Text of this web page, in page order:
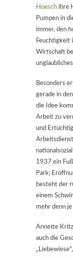
Hoesch ihre
Pumpen in
immer, den
Feuchtigkeit
Wirtschaft
Besonders
gerade in
die Idee
Arbeit zu
und
1937 ein
Park;
besteht der
einem
mehr denn
Annette
auch die